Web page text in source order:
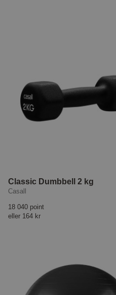
Classic Dumbbell 2 kg
Casall
18 040 point
eller 164 kr